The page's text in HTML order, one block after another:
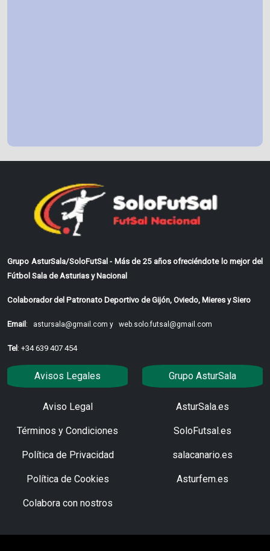
Grupo AsturSala/SoloFutSal - Más de 25 años ofreciéndote lo mejor del
Fútbol Sala de Asturias y Nacional
Colaborador del Patronato Deportivo de Gijón, Oviedo, Mieres y Siero
Email: astursala@gmail.com y web.solo.futsal@gmail.com
Tel: +34 639 407 454
Avisos Legales
Aviso Legal
Términos y Condiciones
Política de Privacidad
Política de Cookies
Colabora con nostros
Grupo AsturSala
AsturSala.es
SoloFutsal.es
salacanario.es
Asturfem.es